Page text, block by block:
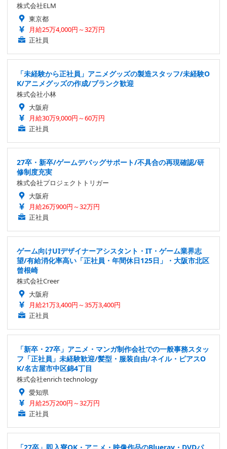
株式会社ELM
東京都
月給25万4,000円～32万円
正社員
「未経験から正社員」アニメグッズの製造スタッフ/未経験O
K/アニメグッズの作成/ブランク歓迎
株式会社小林
大阪府
月給30万9,000円～60万円
正社員
27卒・新卒/ゲームデバッグサポート/不具合の再現確認/研
修制度充実
株式会社プロジェクトトリガー
大阪府
月給26万900円～32万円
正社員
ゲーム向けUIデザイナーアシスタント・IT・ゲーム業界志
望/有給消化率高い「正社員・年間休日125日」・大阪市北区
曾根崎
株式会社Creer
大阪府
月給21万3,400円～35万3,400円
正社員
「新卒・27卒」アニメ・マンガ制作会社での一般事務スタッ
フ「正社員」未経験歓迎/髪型・服装自由/ネイル・ピアスO
K/名古屋市中区錦4丁目
株式会社enrich technology
愛知県
月給25万200円～32万円
正社員